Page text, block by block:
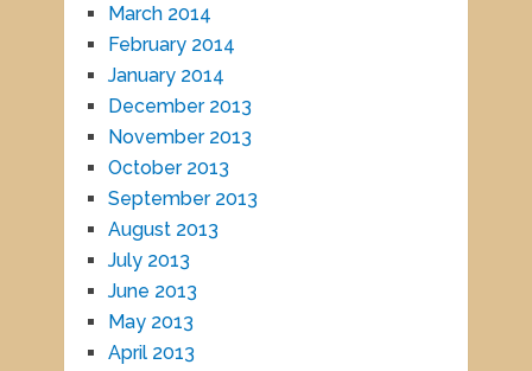
March 2014
February 2014
January 2014
December 2013
November 2013
October 2013
September 2013
August 2013
July 2013
June 2013
May 2013
April 2013